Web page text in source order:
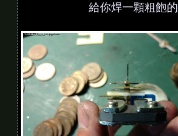
給你焊一顆粗飽的